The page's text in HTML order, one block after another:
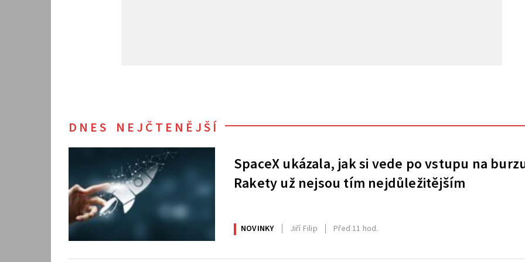
DNES NEJČTENĚJŠÍ
SpaceX ukázala, jak si vede po vstupu na
Rakety už nejsou tím nejdůležitějším
NOVINKY Jiří Filip Před 11 hod.